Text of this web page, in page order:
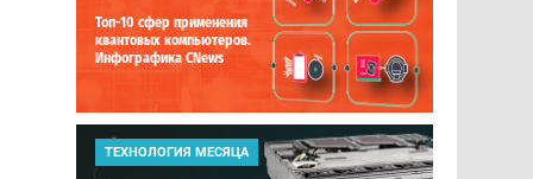
Топ-10 сфер применения
квантовых компьютеров.
Инфографика CNews
ТЕХНОЛОГИЯ МЕСЯЦА